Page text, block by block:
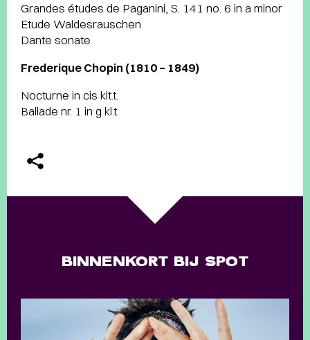
Grandes études de Paganini, S. 141 no. 6 in a minor
Etude Waldesrauschen
Dante sonate
Frederique Chopin (1810 – 1849)
Nocturne in cis klt.t.
Ballade nr. 1 in g kl.t.
BINNENKORT BIJ SPOT